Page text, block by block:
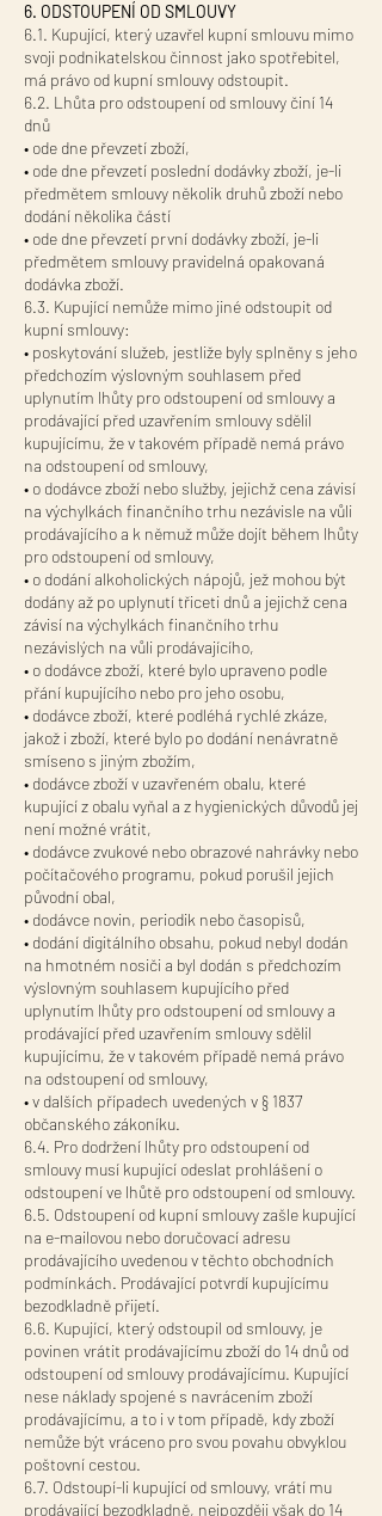
6. ODSTOUPENÍ OD SMLOUVY
6.1. Kupující, který uzavřel kupní smlouvu mimo
svoji podnikatelskou činnost jako spotřebitel,
má právo od kupní smlouvy odstoupit.
6.2. Lhůta pro odstoupení od smlouvy činí 14
dnů
• ode dne převzetí zboží,
• ode dne převzetí poslední dodávky zboží, je-li
předmětem smlouvy několik druhů zboží nebo
dodání několika částí
• ode dne převzetí první dodávky zboží, je-li
předmětem smlouvy pravidelná opakovaná
dodávka zboží.
6.3. Kupující nemůže mimo jiné odstoupit od
kupní smlouvy:
• poskytování služeb, jestliže byly splněny s jeho
předchozím výslovným souhlasem před
uplynutím lhůty pro odstoupení od smlouvy a
prodávající před uzavřením smlouvy sdělil
kupujícímu, že v takovém případě nemá právo
na odstoupení od smlouvy,
• o dodávce zboží nebo služby, jejichž cena závisí
na výchylkách finančního trhu nezávisle na vůli
prodávajícího a k němuž může dojít během lhůty
pro odstoupení od smlouvy,
• o dodání alkoholických nápojů, jež mohou být
dodány až po uplynutí třiceti dnů a jejichž cena
závisí na výchylkách finančního trhu
nezávislých na vůli prodávajícího,
• o dodávce zboží, které bylo upraveno podle
přání kupujícího nebo pro jeho osobu,
• dodávce zboží, které podléhá rychlé zkáze,
jakož i zboží, které bylo po dodání nenávratně
smíseno s jiným zbožím,
• dodávce zboží v uzavřeném obalu, které
kupující z obalu vyňal a z hygienických důvodů jej
není možné vrátit,
• dodávce zvukové nebo obrazové nahrávky nebo
počítačového programu, pokud porušil jejich
původní obal,
• dodávce novin, periodik nebo časopisů,
• dodání digitálního obsahu, pokud nebyl dodán
na hmotném nosiči a byl dodán s předchozím
výslovným souhlasem kupujícího před
uplynutím lhůty pro odstoupení od smlouvy a
prodávající před uzavřením smlouvy sdělil
kupujícímu, že v takovém případě nemá právo
na odstoupení od smlouvy,
• v dalších případech uvedených v § 1837
občanského zákoníku.
6.4. Pro dodržení lhůty pro odstoupení od
smlouvy musí kupující odeslat prohlášení o
odstoupení ve lhůtě pro odstoupení od smlouvy.
6.5. Odstoupení od kupní smlouvy zašle kupující
na e-mailovou nebo doručovací adresu
prodávajícího uvedenou v těchto obchodních
podmínkách. Prodávající potvrdí kupujícímu
bezodkladně přijetí.
6.6. Kupující, který odstoupil od smlouvy, je
povinen vrátit prodávajícímu zboží do 14 dnů od
odstoupení od smlouvy prodávajícímu. Kupující
nese náklady spojené s navrácením zboží
prodávajícímu, a to i v tom případě, kdy zboží
nemůže být vráceno pro svou povahu obvyklou
poštovní cestou.
6.7. Odstoupí-li kupující od smlouvy, vrátí mu
prodávající bezodkladně, nejpozději však do 14